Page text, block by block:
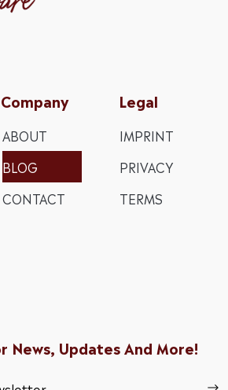
Company Legal
ABOUT
BLOG
CONTACT
IMPRINT
PRIVACY
TERMS
News, Updates And More!